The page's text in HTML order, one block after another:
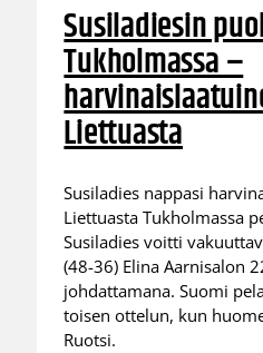
Susiladiesin
Tukholmassa –
Liettuasta
Susiladies nappasi
Liettuasta Tukholmassa
Susiladies voitti
(48-36) Elina Aarnisalon
johdattamana. Suomi
toisen ottelun, kun
Ruotsi.